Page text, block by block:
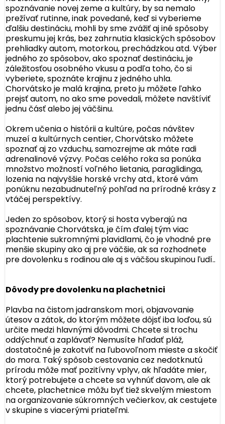
spoznávanie novej zeme a kultúry, by sa nemalo
prežívať rutinne, inak povedané, keď si vyberieme
ďalšiu destináciu, mohli by sme zvážiť aj iné spôsoby
preskumu jej krás, bez zahrnutia klasických spôsobov
prehliadky autom, motorkou, prechádzkou atd. Výber
jedného zo spôsobov, ako spoznať destináciu, je
záležitosťou osobného vkusu a podľa toho, čo si
vyberiete, spoznáte krajinu z jedného uhla.
Chorvátsko je malá krajina, preto ju môžete ľahko
prejsť autom, no ako sme povedali, môžete navštíviť
jednu čásť alebo jej väčšinu.
Okrem učenia o histórii a kultúre, počas návštev
muzeí a kultúrnych centier, Chorvátsko môžete
spoznať aj zo vzduchu, samozrejme ak máte radi
adrenalinové výzvy. Počas celého roka sa ponúka
množstvo možností voľného lietania, paraglidinga,
lozenia na najvyššie horské vrchy atd., ktoré vám
ponúknu nezabudnuteľný pohľad na prírodné krásy z
vtáčej perspektívy.
Jeden zo spôsobov, ktorý si hosta vyberajú na
spoznávanie Chorvátska, je čím ďalej tým viac
plachtenie sukromnými plavidlami, čo je vhodné pre
menšie skupiny ako aj pre väčšie, ak sa rozhodnete
pre dovolenku s rodinou ale aj s väčšou skupinou ľudí..
Dôvody pre dovolenku na plachetnici
Plavba na čistom jadranskom mori, objavovanie
útesov a zátok, do ktorým môžete dôjsť iba loďou, sú
určite medzi hlavnými dôvodmi. Chcete si trochu
oddýchnuť a zaplávať? Nemusíte hľadať pláž,
dostatočné je zakotviť na ľubovoľnom mieste a skočiť
do mora. Taký spôsob cestovania cez nedotknutú
prírodu môže mať pozitívny vplyv, ak hľadáte mier,
ktorý potrebujete a chcete sa vyhnúť davom, ale ak
chcete, plachetnice môžu byť tiež skvelým miestom
na organizovanie súkromných večierkov, ak cestujete
v skupine s viacerými priateľmi.